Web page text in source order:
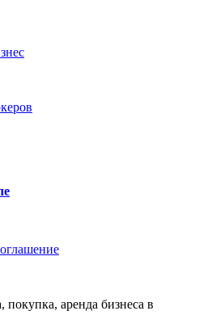
аренда бизнеса в